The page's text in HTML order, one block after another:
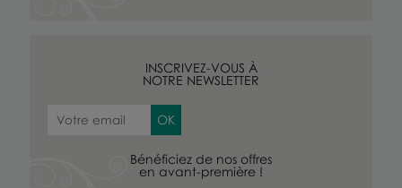
INSCRIVEZ-VOUS À
NOTRE NEWSLETTER
Bénéficiez de nos offres
en avant-première !